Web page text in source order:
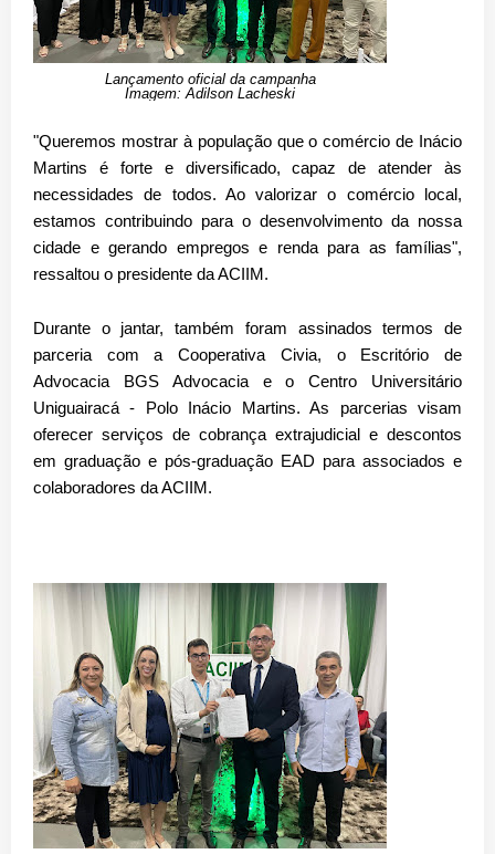
Lançamento oficial da campanha
Imagem: Adilson Lacheski
"Queremos mostrar à população que o comércio de Inácio
Martins é forte e diversificado, capaz de atender às
necessidades de todos. Ao valorizar o comércio local,
estamos contribuindo para o desenvolvimento da nossa
cidade e gerando empregos e renda para as famílias",
ressaltou o presidente da ACIIM.
Durante o jantar, também foram assinados termos de
parceria com a Cooperativa Civia, o Escritório de
Advocacia BGS Advocacia e o Centro Universitário
Uniguairacá - Polo Inácio Martins. As parcerias visam
oferecer serviços de cobrança extrajudicial e descontos
em graduação e pós-graduação EAD para associados e
colaboradores da ACIIM.